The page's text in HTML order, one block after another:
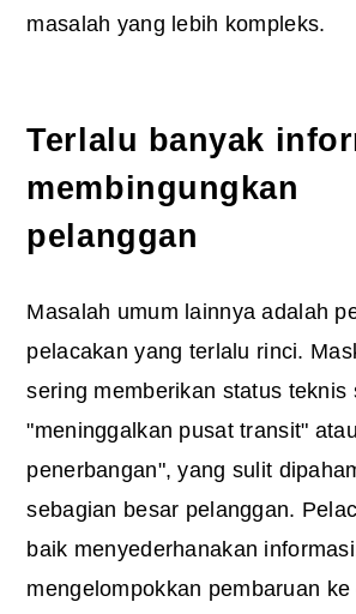
masalah yang lebih kompleks.
Terlalu banyak
membingungkan
pelanggan
Masalah umum lainnya adalah
pelacakan yang terlalu rinci.
sering memberikan status teknis
"meninggalkan pusat transit"
penerbangan", yang sulit
sebagian besar pelanggan.
baik menyederhanakan
mengelompokkan pembaruan ke